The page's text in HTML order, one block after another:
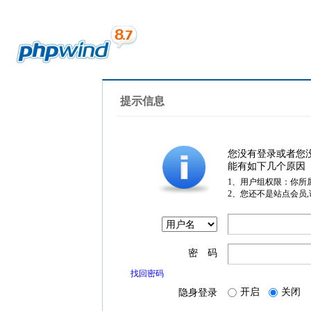
提示信息
您没有登录或者您
能有如下几个原因
1、用户组权限：你所
2、您还不是站点会员
密 码
找回密码
隐身登录 开启 关闭